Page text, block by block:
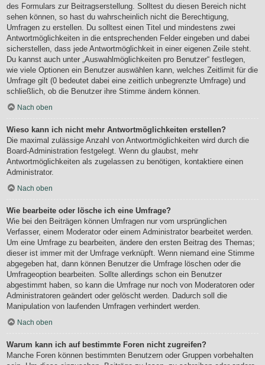
des Formulars zur Beitragserstellung. Solltest du diesen Bereich nicht
sehen können, so hast du wahrscheinlich nicht die Berechtigung,
Umfragen zu erstellen. Du solltest einen Titel und mindestens zwei
Antwortmöglichkeiten in die entsprechenden Felder eingeben und dabei
sicherstellen, dass jede Antwortmöglichkeit in einer eigenen Zeile steht.
Du kannst auch unter „Auswahlmöglichkeiten pro Benutzer“ festlegen,
wie viele Optionen ein Benutzer auswählen kann, welches Zeitlimit für die
Umfrage gilt (0 bedeutet dabei eine zeitlich unbegrenzte Umfrage) und
schließlich, ob die Benutzer ihre Stimme ändern können.
Nach oben
Wieso kann ich nicht mehr Antwortmöglichkeiten erstellen?
Die maximal zulässige Anzahl von Antwortmöglichkeiten wird durch die
Board-Administration festgelegt. Wenn du glaubst, mehr
Antwortmöglichkeiten als zugelassen zu benötigen, kontaktiere einen
Administrator.
Nach oben
Wie bearbeite oder lösche ich eine Umfrage?
Wie bei den Beiträgen können Umfragen nur vom ursprünglichen
Verfasser, einem Moderator oder einem Administrator bearbeitet werden.
Um eine Umfrage zu bearbeiten, ändere den ersten Beitrag des Themas;
dieser ist immer mit der Umfrage verknüpft. Wenn niemand eine Stimme
abgegeben hat, dann können Benutzer die Umfrage löschen oder die
Umfrageoption bearbeiten. Sollte allerdings schon ein Benutzer
abgestimmt haben, so kann die Umfrage nur noch von Moderatoren oder
Administratoren geändert oder gelöscht werden. Dadurch soll die
Manipulation von laufenden Umfragen verhindert werden.
Nach oben
Warum kann ich auf bestimmte Foren nicht zugreifen?
Manche Foren können bestimmten Benutzern oder Gruppen vorbehalten